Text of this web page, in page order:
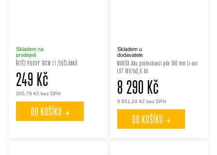
ŘETĚZ PILOVÝ 10CM 1.1 /26ČLÁNKŮ
Skladem na
prodejně
205,79 Kč bez DPH
249 Kč
DO KOŠÍKU
MAKITA Aku prořezávací pila 100 mm Li-ion
LXT 18V/1x3,0 Ah
Skladem u
dodavatele
6 851,24 Kč bez DPH
8 290 Kč
DO KOŠÍKU